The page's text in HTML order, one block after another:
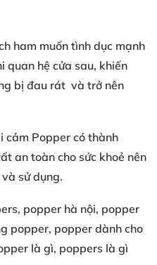
ham muốn tình dục mạnh
quan hệ cửa sau, khiến
bị đau rát và trở nên
cảm Popper có thành
an toàn cho sức khoẻ nên
và sử dụng.
, popper hà nội, popper
popper, popper dành cho
là gì, poppers là gì